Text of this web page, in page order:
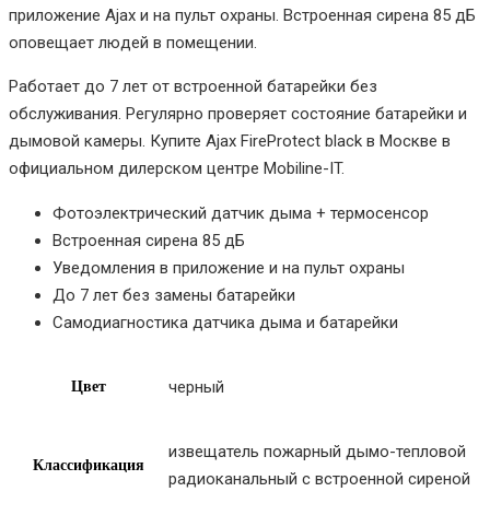
приложение Ajax и на пульт охраны. Встроенная сирена 85 дБ
оповещает людей в помещении.
Работает до 7 лет от встроенной батарейки без
обслуживания. Регулярно проверяет состояние батарейки и
дымовой камеры. Купите Ajax FireProtect black в Москве в
официальном дилерском центре Mobiline-IT.
Фотоэлектрический датчик дыма + термосенсор
Встроенная сирена 85 дБ
Уведомления в приложение и на пульт охраны
До 7 лет без замены батарейки
Самодиагностика датчика дыма и батарейки
Цвет черный
Классификация
извещатель пожарный дымо-тепловой
радиоканальный с встроенной сиреной